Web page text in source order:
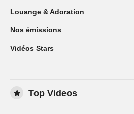
Louange & Adoration
Nos émissions
Vidéos Stars
Top Videos